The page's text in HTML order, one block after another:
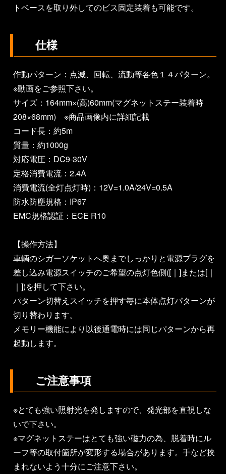
トベースを取り外してのビス固定装着も可能です。
仕様
作動パターン：点滅、回転、流動等各色１４パターン。
※動画をご参照下さい。
サイズ：164mm×(高)60mm(マグネットステー装着時
208×68mm) ※商品画像内に詳細記載
コード長：約5m
質量：約1000g
対応電圧：DC9-30V
定格消費電流：2.4A
消費電流(全灯点灯時)：12V=1.0A/24V=0.5A
防水防塵規格：IP67
EMC規格認証：ECE R10
【操作方法】
車輌のシガーソケットへ奥までしっかりと電源プラグを
差し込み電源スイッチのご希望の点灯色側([｜]または[｜
｜])を押して下さい。
パターン切替えスイッチを押す毎に本体点灯パターンが
切り替わります。
メモリー機能により以後通電時には同じパターンから再
起動します。
ご注意事項
※とても強い照射光を発しますので、発光部を直視しな
いで下さい。
※マグネットステーはとても強い磁力の為、脱着時にル
ーフ等の取付箇所が変形する場合があります。手など挟
まれないよう十分にご注意下さい。